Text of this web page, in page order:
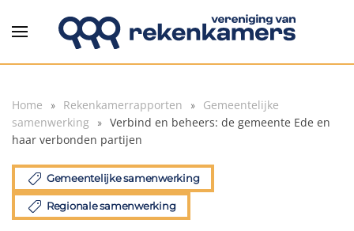
Overslaan en naar de inhoud gaan
Home Rekenkamerrapporten
Gemeentelijke
samenwerking
Verbind en beheers: de gemeente Ede en
haar verbonden partijen
Gemeentelijke samenwerking
Regionale samenwerking